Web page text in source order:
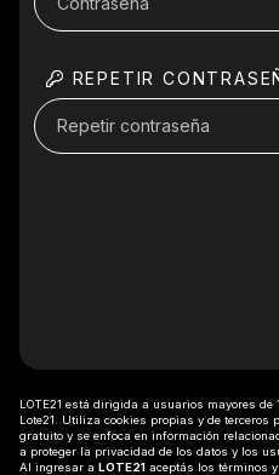
REPETIR
LOTE21 está dirigida a usuarios mayores
Lote21. Utiliza cookies propias y de terceros
gratuito y se enfoca en información
a proteger la privacidad de los datos y los
Al ingresar a LOTE21 aceptás los términos